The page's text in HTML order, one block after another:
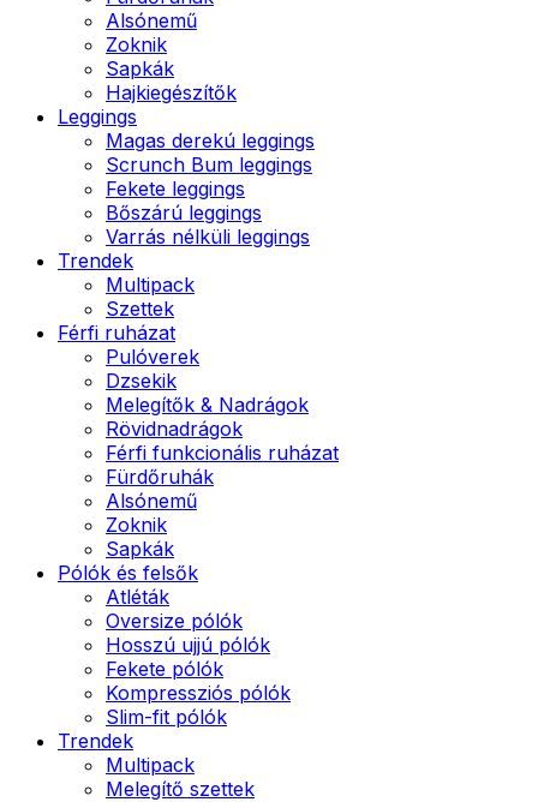
Alsónemű
Zoknik
Sapkák
Hajkiegészítők
Leggings
Magas derekú leggings
Scrunch Bum leggings
Fekete leggings
Bőszárú leggings
Varrás nélküli leggings
Trendek
Multipack
Szettek
Férfi ruházat
Pulóverek
Dzsekik
Melegítők & Nadrágok
Rövidnadrágok
Férfi funkcionális ruházat
Fürdőruhák
Alsónemű
Zoknik
Sapkák
Pólók és felsők
Atléták
Oversize pólók
Hosszú ujjú pólók
Fekete pólók
Kompressziós pólók
Slim-fit pólók
Trendek
Multipack
Melegítő szettek